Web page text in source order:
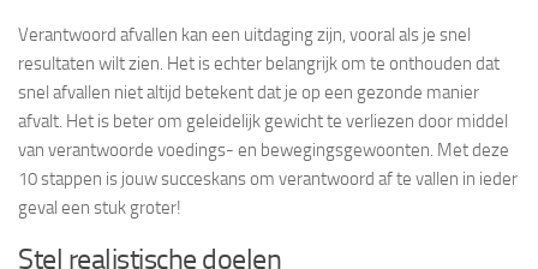
Verantwoord afvallen kan een uitdaging zijn, vooral als je snel
resultaten wilt zien. Het is echter belangrijk om te onthouden dat
snel afvallen niet altijd betekent dat je op een gezonde manier
afvalt. Het is beter om geleidelijk gewicht te verliezen door middel
van verantwoorde voedings- en bewegingsgewoonten. Met deze
10 stappen is jouw succeskans om verantwoord af te vallen in ieder
geval een stuk groter!
Stel realistische doelen